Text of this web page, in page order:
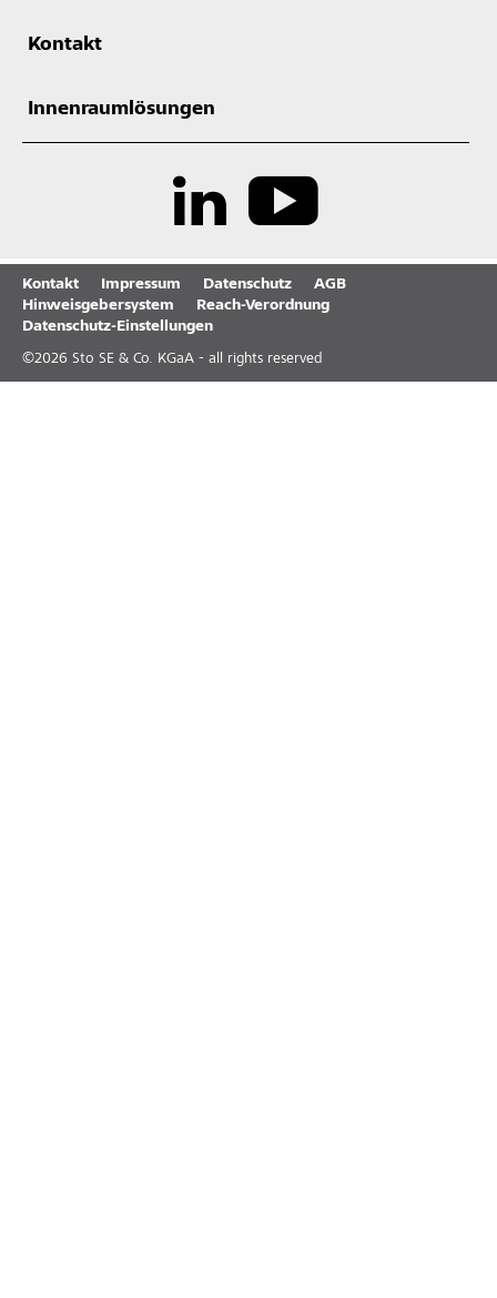
Kontakt
Innenraumlösungen
Kontakt Impressum Datenschutz
AGB
Hinweisgebersystem
Reach-Verordnung
Datenschutz-Einstellungen
©2026 Sto SE & Co. KGaA - all rights reserved